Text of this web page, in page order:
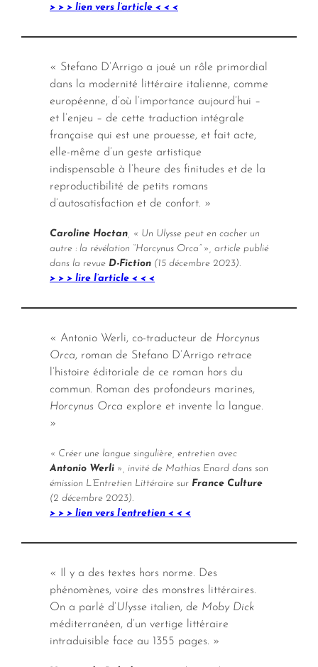
> > > lien vers l’article < < <
« Stefano D’Arrigo a joué un rôle primordial
dans la modernité littéraire italienne, comme
européenne, d’où l’importance aujourd’hui –
et l’enjeu – de cette traduction intégrale
française qui est une prouesse, et fait acte,
elle-même d’un geste artistique
indispensable à l’heure des finitudes et de la
reproductibilité de petits romans
d’autosatisfaction et de confort. »
Caroline Hoctan , « Un Ulysse peut en cacher un
autre : la révélation “Horcynus Orca” », article publié
dans la revue D-Fiction (15 décembre 2023).
> > > lire l’article < < <
« Antonio Werli, co-traducteur de Horcynus
Orca, roman de Stefano D’Arrigo retrace
l’histoire éditoriale de ce roman hors du
commun. Roman des profondeurs marines,
Horcynus Orca explore et invente la langue.
»
« Créer une langue singulière, entretien avec
Antonio Werli », invité de Mathias Enard dans son
émission L’Entretien Littéraire sur France Culture
(2 décembre 2023).
> > > lien vers l’entretien < < <
« Il y a des textes hors norme. Des
phénomènes, voire des monstres littéraires.
On a parlé d’Ulysse italien, de Moby Dick
méditerranéen, d’un vertige littéraire
intraduisible face au 1355 pages. »